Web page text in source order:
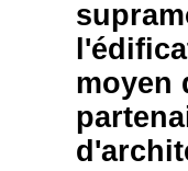
moyen